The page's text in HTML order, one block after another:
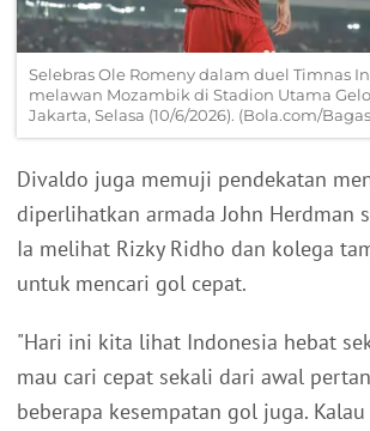
Selebras Ole Romeny dalam duel Timnas
melawan Mozambik di Stadion Utama
Jakarta, Selasa (10/6/2026). (Bola.com/
Divaldo juga memuji pendekatan
diperlihatkan armada John Herdman
Ia melihat Rizky Ridho dan kolega
untuk mencari gol cepat.
"Hari ini kita lihat Indonesia hebat
mau cari cepat sekali dari awal
beberapa kesempatan gol juga.